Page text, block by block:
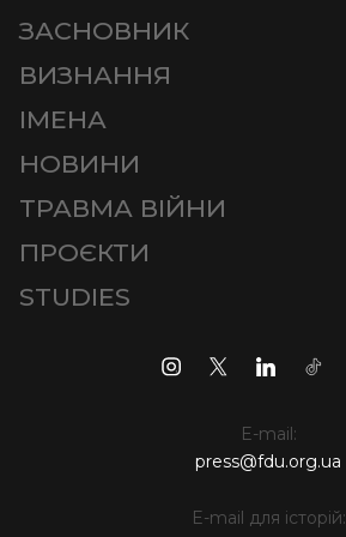
ЗАСНОВНИК
ВИЗНАННЯ
ІМЕНА
НОВИНИ
ТРАВМА ВІЙНИ
ПРОЄКТИ
STUDIES
E-mail:
press@fdu.org.ua
E-mail для історій: